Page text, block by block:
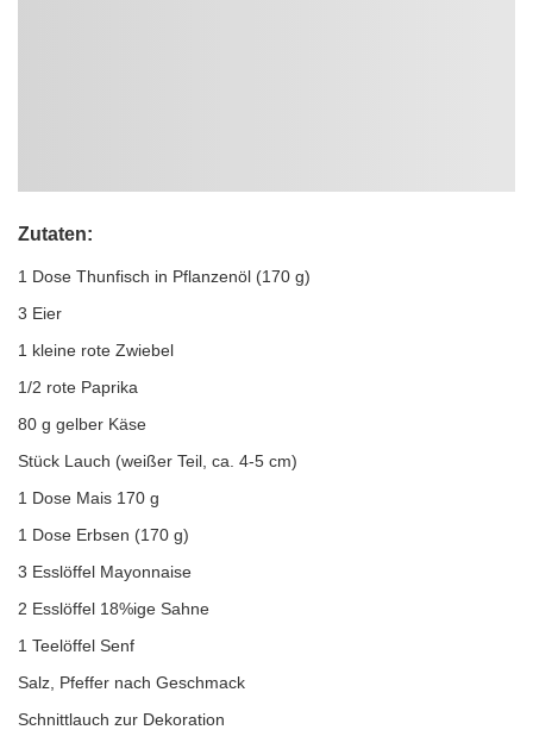
Zutaten:
1 Dose Thunfisch in Pflanzenöl (170 g)
3 Eier
1 kleine rote Zwiebel
1/2 rote Paprika
80 g gelber Käse
Stück Lauch (weißer Teil, ca. 4-5 cm)
1 Dose Mais 170 g
1 Dose Erbsen (170 g)
3 Esslöffel Mayonnaise
2 Esslöffel 18%ige Sahne
1 Teelöffel Senf
Salz, Pfeffer nach Geschmack
Schnittlauch zur Dekoration